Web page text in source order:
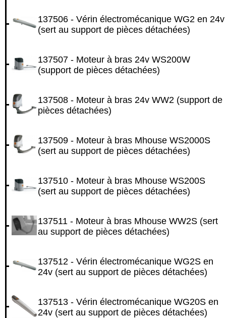
137506 - Vérin électromécanique WG2 en 24v
(sert au support de pièces détachées)
137507 - Moteur à bras 24v WS200W
(support de pièces détachées)
137508 - Moteur à bras 24v WW2 (support de
pièces détachées)
137509 - Moteur à bras Mhouse WS2000S
(sert au support de pièces détachées)
137510 - Moteur à bras Mhouse WS200S
(sert au support de pièces détachées)
137511 - Moteur à bras Mhouse WW2S (sert
au support de pièces détachées)
137512 - Vérin électromécanique WG2S en
24v (sert au support de pièces détachées)
137513 - Vérin électromécanique WG20S en
24v (sert au support de pièces détachées)